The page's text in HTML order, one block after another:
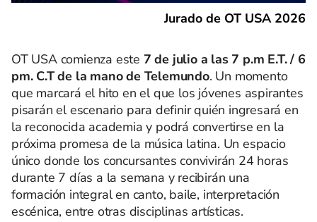
Jurado de OT USA 2026
OT USA comienza este 7 de julio a las 7 p.m E.T. / 6
pm. C.T de la mano de Telemundo. Un momento
que marcará el hito en el que los jóvenes aspirantes
pisarán el escenario para definir quién ingresará en
la reconocida academia y podrá convertirse en la
próxima promesa de la música latina. Un espacio
único donde los concursantes convivirán 24 horas
durante 7 días a la semana y recibirán una
formación integral en canto, baile, interpretación
escénica, entre otras disciplinas artísticas.